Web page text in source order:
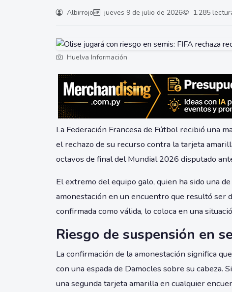
Albirrojo jueves 9 de julio de 2026 1.285
Huelva Información
La Federación Francesa de Fútbol recibió una
el rechazo de su recurso contra la tarjeta
octavos de final del Mundial 2026 disputado
El extremo del equipo galo, quien ha sido una
amonestación en un encuentro que resultó ser
confirmada como válida, lo coloca en una
Riesgo de suspensión en
La confirmación de la amonestación significa
con una espada de Damocles sobre su cabeza.
una segunda tarjeta amarilla en cualquier